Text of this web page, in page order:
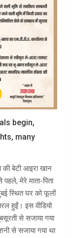
begin,
many
की बेटी आइरा खान
मेरे माता-पिता
स्थित घर को फूलों
हुईं। इस वीडियो
से सजाया गया
से सजाया गया था